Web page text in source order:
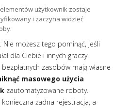
użytkownik zostaje
i zaczyna widzieć
Nie możesz tego pominąć, jeśli
dla Ciebie i innych graczy.
zasobów mają własne
masowego użycia
zautomatyzowane roboty.
konieczna żadna rejestracja, a